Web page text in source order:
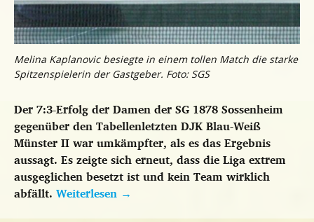
Melina Kaplanovic besiegte in einem tollen Match die starke
Spitzenspielerin der Gastgeber. Foto: SGS
Der 7:3-Erfolg der Damen der SG 1878 Sossenheim
gegenüber den Tabellenletzten DJK Blau-Weiß
Münster II war umkämpfter, als es das Ergebnis
aussagt. Es zeigte sich erneut, dass die Liga extrem
ausgeglichen besetzt ist und kein Team wirklich
abfällt. Weiterlesen →